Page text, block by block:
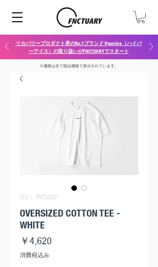
リカバリープロダクト界のNo.1ブランド Hyperice（ハイパ
ーアイス）の取り扱いがFNCTUARYでスタート
※価格は全て税込価格で表示されています​。
SKU： FNTS0001
OVERSIZED COTTON TEE -
WHITE
￥4,620
消費税込み